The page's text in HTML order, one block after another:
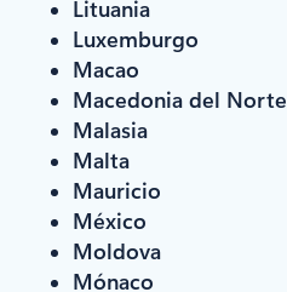
Lituania
Luxemburgo
Macao
Macedonia del Norte
Malasia
Malta
Mauricio
México
Moldova
Mónaco